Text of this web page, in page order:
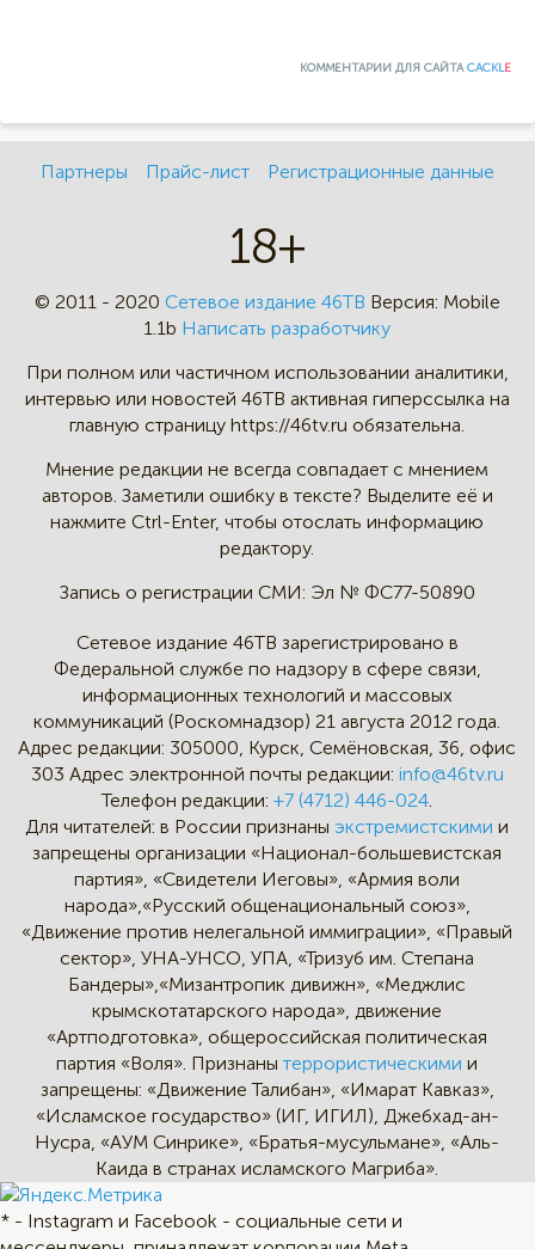
КОММЕНТАРИИ ДЛЯ САЙТАCACKLE
Партнеры Прайс-лист Регистрационные данные
18+
© 2011 - 2020 Сетевое издание 46ТВ Версия: Mobile
1.1b Написать разработчику
При полном или частичном использовании аналитики,
интервью или новостей 46TB активная гиперссылка на
главную страницу https://46tv.ru обязательна.
Мнение редакции не всегда совпадает с мнением
авторов. Заметили ошибку в тексте? Выделите её и
нажмите Ctrl-Enter, чтобы отослать информацию
редактору.
Запись о регистрации СМИ: Эл № ФС77-50890
Сетевое издание 46ТВ зарегистрировано в
Федеральной службе по надзору в сфере связи,
информационных технологий и массовых
коммуникаций (Роскомнадзор) 21 августа 2012 года.
Адрес редакции: 305000, Курск, Семёновская, 36, офис
303 Адрес электронной почты редакции: info@46tv.ru
Телефон редакции: +7 (4712) 446-024
Для читателей: в России признаныэкстремистскими и
запрещены организации «Национал-большевистская
партия», «Свидетели Иеговы», «Армия воли
народа»,«Русский общенациональный союз»,
«Движение против нелегальной иммиграции», «Правый
сектор», УНА-УНСО, УПА, «Тризуб им. Степана
Бандеры»,«Мизантропик дивижн», «Меджлис
крымскотатарского народа», движение
«Артподготовка», общероссийская политическая
партия «Воля». Признанытеррористическими и
запрещены: «Движение Талибан», «Имарат Кавказ»,
«Исламское государство» (ИГ, ИГИЛ), Джебхад-ан-
Нусра, «АУМ Синрике», «Братья-мусульмане», «Аль-
Каида в странах исламского Магриба».
* - Instagram и Facebook - социальные сети и